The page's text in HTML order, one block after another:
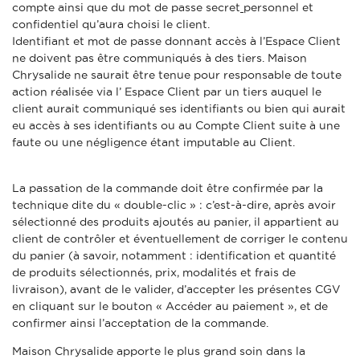
compte ainsi que du mot de passe secret personnel et
confidentiel qu’aura choisi le client.
Identifiant et mot de passe donnant accès à l’Espace Client
ne doivent pas être communiqués à des tiers. Maison
Chrysalide ne saurait être tenue pour responsable de toute
action réalisée via l’ Espace Client par un tiers auquel le
client aurait communiqué ses identifiants ou bien qui aurait
eu accès à ses identifiants ou au Compte Client suite à une
faute ou une négligence étant imputable au Client.
La passation de la commande doit être confirmée par la
technique dite du « double-clic » : c’est-à-dire, après avoir
sélectionné des produits ajoutés au panier, il appartient au
client de contrôler et éventuellement de corriger le contenu
du panier (à savoir, notamment : identification et quantité
de produits sélectionnés, prix, modalités et frais de
livraison), avant de le valider, d’accepter les présentes CGV
en cliquant sur le bouton « Accéder au paiement », et de
confirmer ainsi l’acceptation de la commande.
Maison Chrysalide apporte le plus grand soin dans la